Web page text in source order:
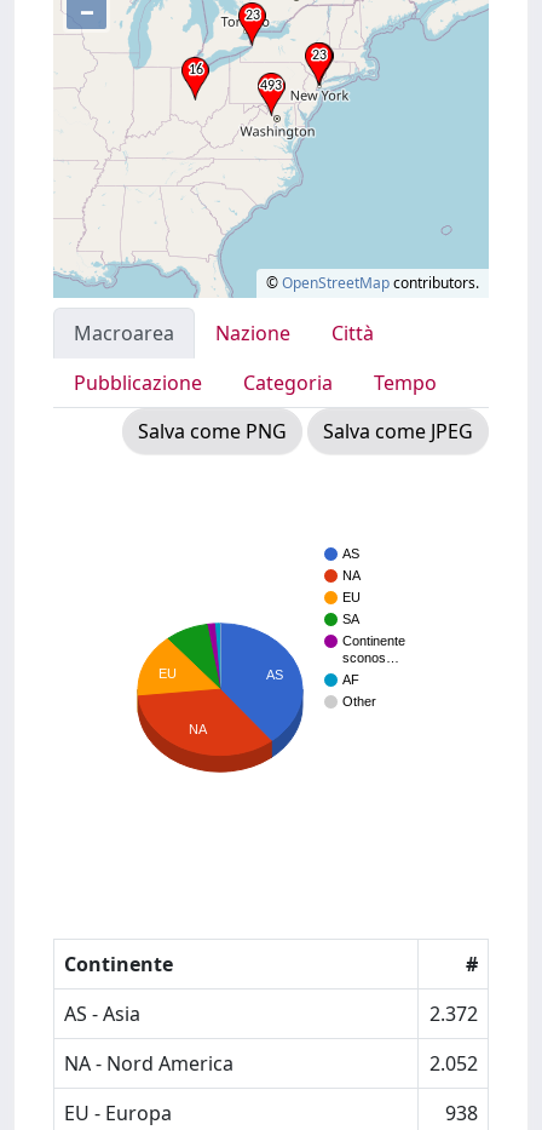
–
©OpenStreetMapcontributors.
Macroarea Nazione
Città
Pubblicazione
Categoria
Tempo
Salva come PNG
Salva come JPEG
AS
NA
EU
SA
Continente
sconos…
AF
Other
AS
EU
NA
Continente
#
AS - Asia
2.372
NA - Nord America
2.052
EU - Europa
938